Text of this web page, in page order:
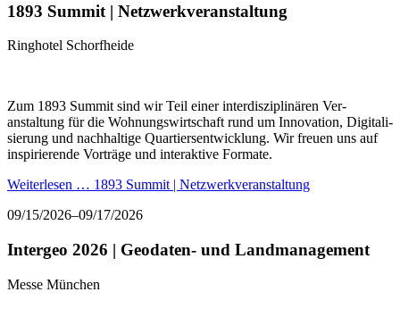
1893 Summit | Netzwerkveranstaltung
Ringhotel Schorfheide
Zum 1893 Summit sind wir Teil einer inter­disziplinären Ver­
anstaltung für die Wohnungs­wirtschaft rund um Inno­vation, Digitali­
sierung und nach­haltige Quartiers­entwicklung. Wir freuen uns auf
inspirierende Vorträge und interaktive Formate.
Weiterlesen … 1893 Summit | Netzwerkveranstaltung
09/15/2026–09/17/2026
Intergeo 2026 | Geodaten- und Landmanagement
Messe München